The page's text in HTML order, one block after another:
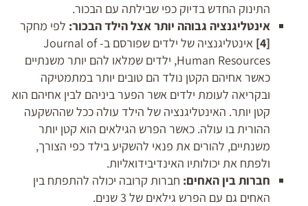
התינוק החדש בדיוק כפי שבילתה עם הבכור.
אינטליגנציה גבוהה יותר אצל הילד הבכור: לפי מחקר
[4]
אינטליגנציה של ילדים שפורסם ב- Journal of
Human Resources, ילדים שמלאו להם יותר משנתיים
כאשר אחיהם הקטן נולד הם טובים יותר במתמטיקה
ובקריאה לעומת ילדים אשר הפער ביניהם לבין אחיהם הוא
קטן יותר. האינטליגנציה של הילד עולה ככל שההשקעה
ההורית בו עולה. כאשר הפרש הגילאים הוא קטן יותר
משנתיים, להורים את פנאי להשקיע בילד כפי הצורך,
ולפתח את יכולותיו האינדיבידואליות.
חברות בין האחים: חברות קרובה יכולה להתפתח בין
האחים גם עם הפרש גילאים של 3 שנים.